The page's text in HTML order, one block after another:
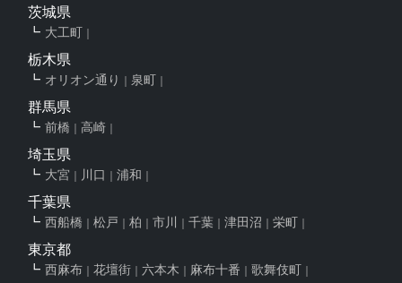
茨城県
大工町
栃木県
オリオン通り 泉町
群馬県
前橋 高崎
埼玉県
大宮 川口 浦和
千葉県
西船橋 松戸 柏 市川 千葉 津田沼 栄町
東京都
西麻布 花壇街 六本木 麻布十番 歌舞伎町